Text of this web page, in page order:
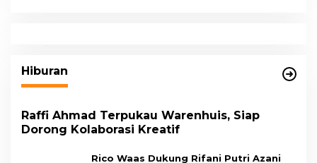
Hiburan
Raffi Ahmad Terpukau Warenhuis, Siap
Dorong Kolaborasi Kreatif
Rico Waas Dukung Rifani Putri Azani